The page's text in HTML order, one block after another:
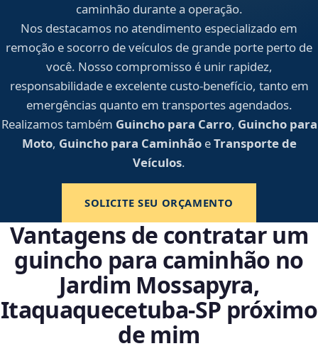
caminhão durante a operação.
Nos destacamos no atendimento especializado em
remoção e socorro de veículos de grande porte perto de
você. Nosso compromisso é unir rapidez,
responsabilidade e excelente custo-benefício, tanto em
emergências quanto em transportes agendados.
Realizamos também Guincho para Carro, Guincho para
Moto, Guincho para CaminhãoeTransporte de
Veículos.
SOLICITE SEU ORÇAMENTO
Vantagens de contratar um
guincho para caminhão no
Jardim Mossapyra,
Itaquaquecetuba‑SP próximo
de mim